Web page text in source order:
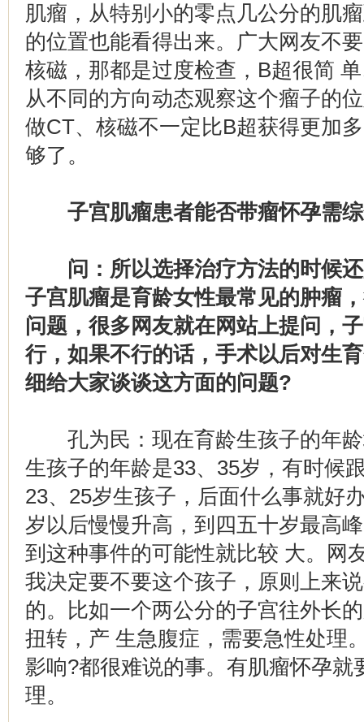
肌瘤，从特别小的零点几公分的肌
的位置也能看得出来。广大网友不
核磁，那都是过度检查，B超很简
从不同的方向动态观察这个瘤子的
做CT、核磁不一定比B超获得更加
够了。
子宫肌瘤患者能否带瘤怀孕需
问：所以选择治疗方法的时候
子宫肌瘤是育龄女性最常见的肿瘤
问题，很多网友就在网站上提问，
行，如果不行的话，手术以后对生
细给大家谈谈这方面的问题?
孔为民：现在育龄生孩子的年龄
生孩子的年龄是33、35岁，有时候
23、25岁生孩子，后面什么事就好
岁以后慢慢升高，到四五十岁最高
到这种事件的可能性就比较 大。网
我决定要不要这个孩子，原则上来
的。比如一个两公分的子宫往外长
扭转，产 生急腹症，需要急性处理
影响?都很难说的事。有肌瘤怀孕就
理。